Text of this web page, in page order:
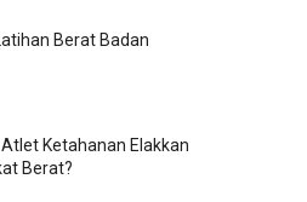
Berat Badan
Ketahanan Elakkan
Berat?